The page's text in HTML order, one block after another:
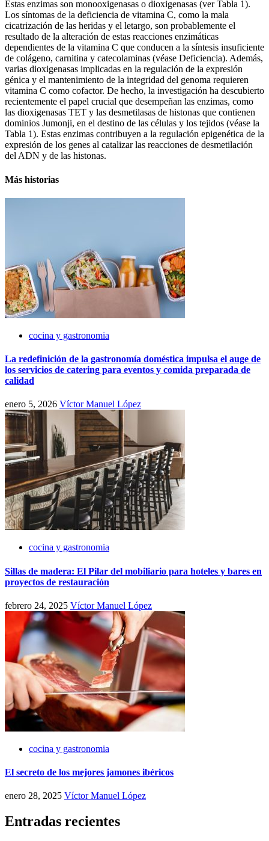
Estas enzimas son monooxigenasas o dioxigenasas (ver Tabla 1).
Los síntomas de la deficiencia de vitamina C, como la mala
cicatrización de las heridas y el letargo, son probablemente el
resultado de la alteración de estas reacciones enzimáticas
dependientes de la vitamina C que conducen a la síntesis insuficiente
de colágeno, carnitina y catecolaminas (véase Deficiencia). Además,
varias dioxigenasas implicadas en la regulación de la expresión
génica y el mantenimiento de la integridad del genoma requieren
vitamina C como cofactor. De hecho, la investigación ha descubierto
recientemente el papel crucial que desempeñan las enzimas, como
las dioxigenasas TET y las desmetilasas de histonas que contienen
dominios Jumonji, en el destino de las células y los tejidos (véase la
Tabla 1). Estas enzimas contribuyen a la regulación epigenética de la
expresión de los genes al catalizar las reacciones de desmetilación
del ADN y de las histonas.
Más historias
cocina y gastronomia
La redefinición de la gastronomía doméstica impulsa el auge de
los servicios de catering para eventos y comida preparada de
calidad
enero 5, 2026 Víctor Manuel López
cocina y gastronomia
Sillas de madera: El Pilar del mobiliario para hoteles y bares en
proyectos de restauración
febrero 24, 2025 Víctor Manuel López
cocina y gastronomia
El secreto de los mejores jamones ibéricos
enero 28, 2025 Víctor Manuel López
Entradas recientes